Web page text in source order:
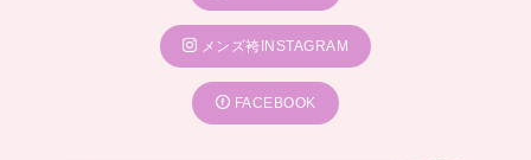
メンズ袴INSTAGRAM
FACEBOOK